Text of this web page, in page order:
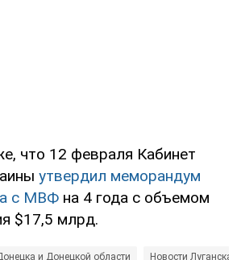
что 12 февраля Кабинет
утвердил меморандум
с МВФ на 4 года с объемом
$17,5 млрд.
и Донецкой области Новости Луганска